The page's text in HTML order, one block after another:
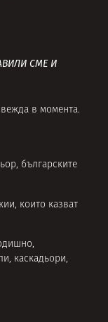
СМЕ И
в момента.
българските
които казват
каскадьори,